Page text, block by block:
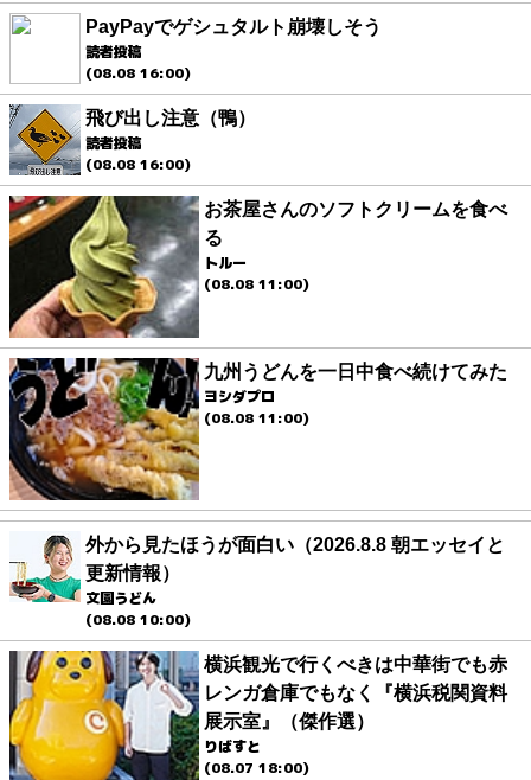
PayPayでゲシュタルト崩壊しそう
読者投稿
(08.08 16:00)
飛び出し注意（鴨）
読者投稿
(08.08 16:00)
お茶屋さんのソフトクリームを食べ
る
トルー
(08.08 11:00)
九州うどんを一日中食べ続けてみた
ヨシダプロ
(08.08 11:00)
外から見たほうが面白い（2026.8.8 朝エッセイと
更新情報）
文園うどん
(08.08 10:00)
横浜観光で行くべきは中華街でも赤
レンガ倉庫でもなく『横浜税関資料
展示室』（傑作選）
りばすと
(08.07 18:00)